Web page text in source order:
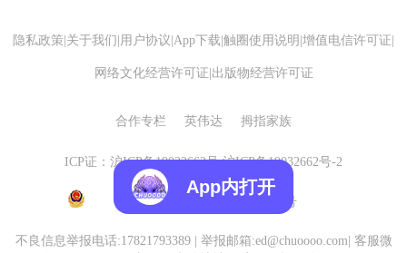
隐私政策 关于我们 用户协议 App下载 触圈使用说明 增值电信许可证
网络文化经营许可证 出版物经营许可证
合作专栏 英伟达 拇指家族
ICP证：沪ICP备19032662号 沪ICP备19032662号-2
沪公网安备 31010602007155号
不良信息举报电话:17821793389 举报邮箱:ed@chuoooo.com| 客服微
App内打开